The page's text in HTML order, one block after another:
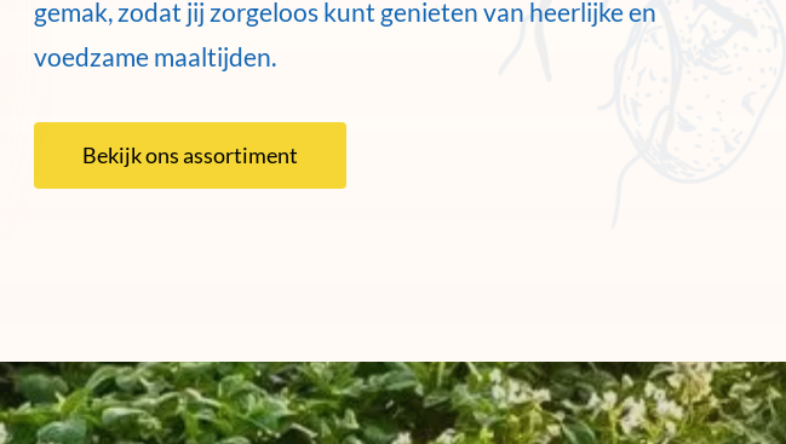
gemak, zodat jij zorgeloos kunt genieten van heerlijke en
voedzame maaltijden.
Bekijk ons assortiment